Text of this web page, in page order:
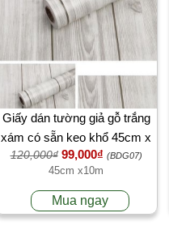
Giấy dán tường giả gỗ trắng
xám có sẵn keo khổ 45cm x
10 mét dài
120,000₫ 99,000₫ (BDG07)
45cm x10m
Mua ngay